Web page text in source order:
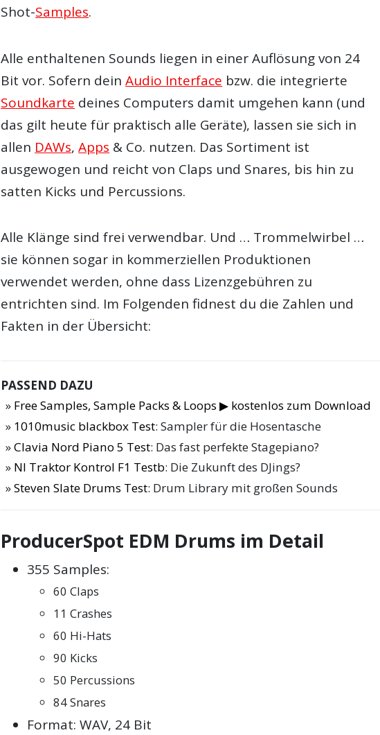
Shot-Samples.
Alle enthaltenen Sounds liegen in einer Auflösung von 24
Bit vor. Sofern deinAudio Interface bzw. die integrierte
Soundkarte deines Computers damit umgehen kann (und
das gilt heute für praktisch alle Geräte), lassen sie sich in
allen DAWs,Apps & Co. nutzen. Das Sortiment ist
ausgewogen und reicht von Claps und Snares, bis hin zu
satten Kicks und Percussions.
Alle Klänge sind frei verwendbar. Und … Trommelwirbel …
sie können sogar in kommerziellen Produktionen
verwendet werden, ohne dass Lizenzgebühren zu
entrichten sind. Im Folgenden fidnest du die Zahlen und
Fakten in der Übersicht:
PASSEND DAZU
Free Samples, Sample Packs & Loops ▶ kostenlos zum Download
1010music blackbox Test: Sampler für die Hosentasche
Clavia Nord Piano 5 Test: Das fast perfekte Stagepiano?
NI Traktor Kontrol F1 Testb: Die Zukunft des DJings?
Steven Slate Drums Test: Drum Library mit großen Sounds
ProducerSpot EDM Drums im Detail
355 Samples:
60 Claps
11 Crashes
60 Hi-Hats
90 Kicks
50 Percussions
84 Snares
Format: WAV, 24 Bit